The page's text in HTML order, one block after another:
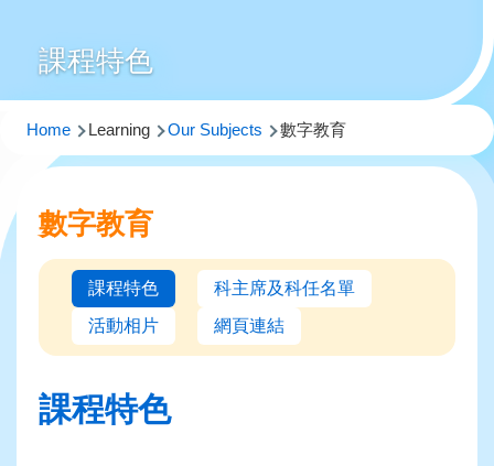
課程特色
Breadcrumb
Home Learning Our Subjects 數字教育
數字教育
課程特色
科主席及科任名單
活動相片
網頁連結
課程特色